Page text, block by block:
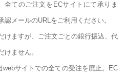
てのご注文をECサイトにて承りま
メールのURLをご利用ください。
けますが、ご注文ごとの銀行振込、代
けません。
サイトでの全ての受注を廃止。EC